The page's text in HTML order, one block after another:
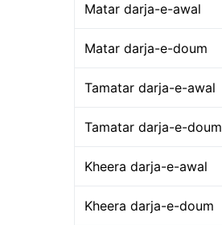
Matar darja-e-awal
Matar darja-e-doum
Tamatar darja-e-awal
Tamatar darja-e-doum
Kheera darja-e-awal
Kheera darja-e-doum